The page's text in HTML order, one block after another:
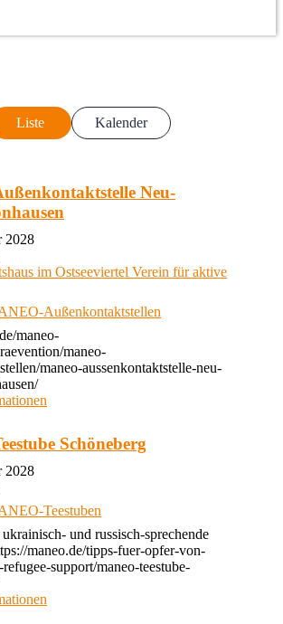
Liste Kalender
Neu-
2028
im Ostseeviertel Verein für aktive
Außenkontaktstellen
maneo-
maneo-
maneo-aussenkontaktstelle-neu-
Schöneberg
2028
Teestuben
und russisch-sprechende
maneo.de/tipps-fuer-opfer-von-
support/maneo-teestube-